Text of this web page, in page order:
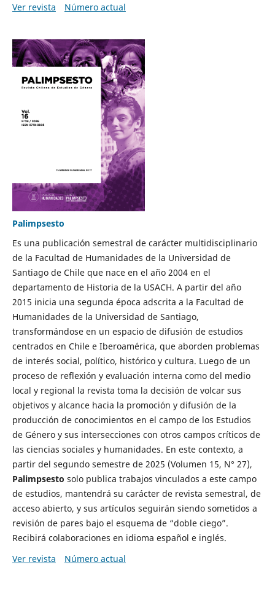
Ver revista
Número actual
Palimpsesto
Es una publicación semestral de carácter multidisciplinario
de la Facultad de Humanidades de la Universidad de
Santiago de Chile que nace en el año 2004 en el
departamento de Historia de la USACH. A partir del año
2015 inicia una segunda época adscrita a la Facultad de
Humanidades de la Universidad de Santiago,
transformándose en un espacio de difusión de estudios
centrados en Chile e Iberoamérica, que aborden problemas
de interés social, político, histórico y cultura. Luego de un
proceso de reflexión y evaluación interna como del medio
local y regional la revista toma la decisión de volcar sus
objetivos y alcance hacia la promoción y difusión de la
producción de conocimientos en el campo de los Estudios
de Género y sus intersecciones con otros campos críticos de
las ciencias sociales y humanidades. En este contexto, a
partir del segundo semestre de 2025 (Volumen 15, N° 27),
Palimpsesto solo publica trabajos vinculados a este campo
de estudios, mantendrá su carácter de revista semestral, de
acceso abierto, y sus artículos seguirán siendo sometidos a
revisión de pares bajo el esquema de “doble ciego”.
Recibirá colaboraciones en idioma español e inglés.
Ver revista
Número actual